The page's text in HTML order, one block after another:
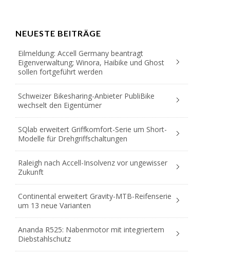
NEUESTE BEITRÄGE
Eilmeldung: Accell Germany beantragt
Eigenverwaltung; Winora, Haibike und Ghost
sollen fortgeführt werden
Schweizer Bikesharing-Anbieter PubliBike
wechselt den Eigentümer
SQlab erweitert Griffkomfort-Serie um Short-
Modelle für Drehgriffschaltungen
Raleigh nach Accell-Insolvenz vor ungewisser
Zukunft
Continental erweitert Gravity-MTB-Reifenserie
um 13 neue Varianten
Ananda R525: Nabenmotor mit integriertem
Diebstahlschutz